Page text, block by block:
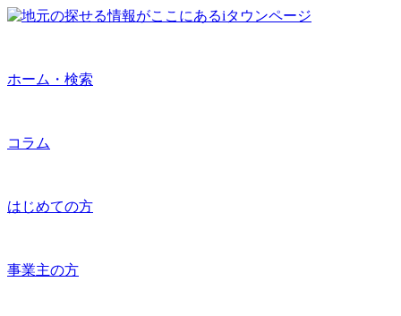
ホーム・検索
コラム
はじめての方
事業主の方